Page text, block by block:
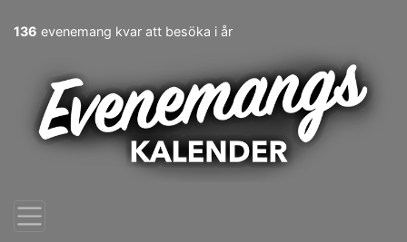
136 evenemang kvar att besöka i år